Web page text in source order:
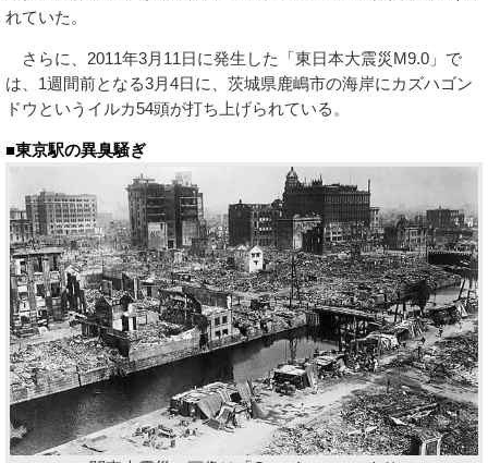
れていた。
さらに、2011年3月11日に発生した「東日本大震災M9.0」で
は、1週間前となる3月4日に、茨城県鹿嶋市の海岸にカズハゴン
ドウというイルカ54頭が打ち上げられている。
■東京駅の異臭騒ぎ